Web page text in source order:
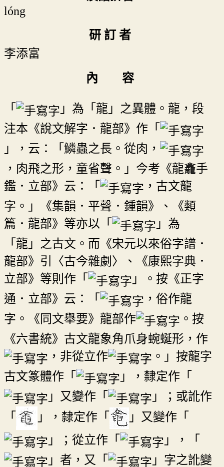
lóng
研 訂 者
李添富
內 容
「
」為「龍」之異體。龍，段
注本《說文解字．龍部》作「
」，云：「鱗蟲之長。從肉，
，肉飛之形，童省聲。」今考《龍龕手
鑑．立部》云：「
，古文龍
字。」《集韻．平聲．鍾韻》、《類
篇．龍部》等亦以「
」為
「龍」之古文。而《宋元以來俗字譜．
龍部》引〈古今雜劇〉、《康熙字典．
立部》等則作「
」。按《正字
通．立部》云：「
，俗作龍
字。《同文舉要》龍部作
。按
《六書統》古文龍象角爪身蜿蜒形，作
，非從立作
。」按龍字
古文篆體作「
」，隸定作「
」又變作「
」；或訛作
「
」，隸定作「
」又變作「
」；從立作「
」，「
」者，又「
」字之訛變